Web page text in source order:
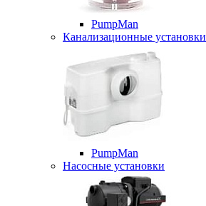
PumpMan
Канализационные установки
PumpMan
Насосные установки